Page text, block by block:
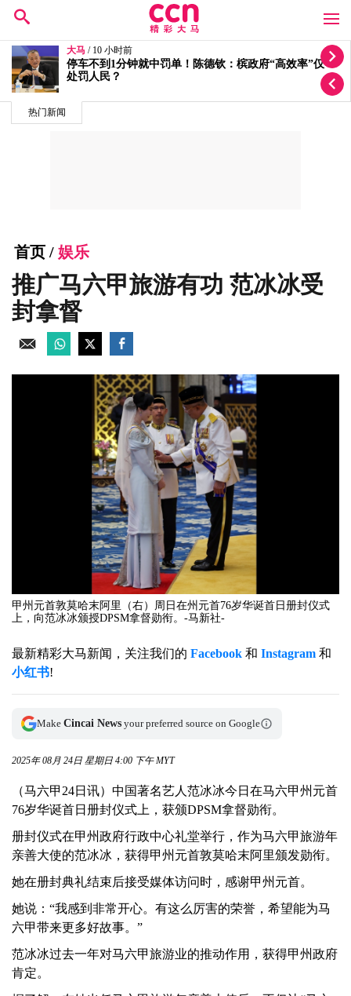
热门新闻
大马 / 11 小时前
按个人喜恶发放拨款有滥权之嫌 5蓝眼议员轰安华党政
不分
首页 / 娱乐
推广马六甲旅游有功 范冰冰受
封拿督
甲州元首敦莫哈末阿里（右）周日在州元首76岁华诞首日册封仪式
上，向范冰冰颁授DPSM拿督勋衔。-马新社-
最新精彩大马新闻，关注我们的 Facebook 和 Instagram 和
小红书!
Make Cincai News your preferred source on Google
2025年 08月 24日 星期日 4:00 下午 MYT
（马六甲24日讯）中国著名艺人范冰冰今日在马六甲州元首
76岁华诞首日册封仪式上，获颁DPSM拿督勋衔。
册封仪式在甲州政府行政中心礼堂举行，作为马六甲旅游年
亲善大使的范冰冰，获得甲州元首敦莫哈末阿里颁发勋衔。
她在册封典礼结束后接受媒体访问时，感谢甲州元首。
她说：“我感到非常开心。有这么厉害的荣誉，希望能为马
六甲带来更多好故事。”
范冰冰过去一年对马六甲旅游业的推动作用，获得甲州政府
肯定。